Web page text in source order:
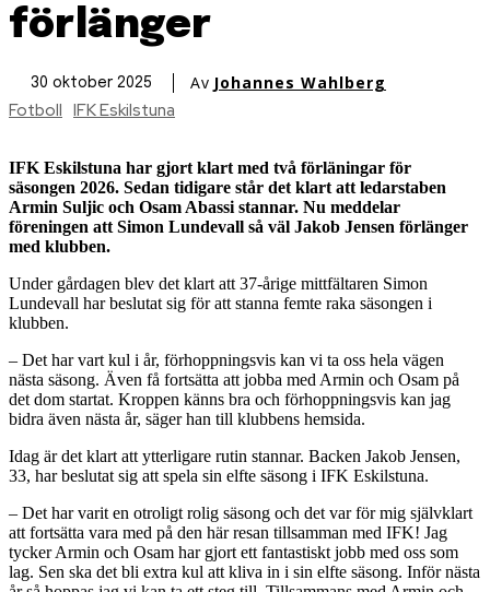
förlänger
30 oktober 2025 Av Johannes Wahlberg
Fotboll IFK Eskilstuna
IFK Eskilstuna har gjort klart med två förläningar för
säsongen 2026. Sedan tidigare står det klart att ledarstaben
Armin Suljic och Osam Abassi stannar. Nu meddelar
föreningen att Simon Lundevall så väl Jakob Jensen förlänger
med klubben.
Under gårdagen blev det klart att 37-årige mittfältaren Simon
Lundevall har beslutat sig för att stanna femte raka säsongen i
klubben.
– Det har vart kul i år, förhoppningsvis kan vi ta oss hela vägen
nästa säsong. Även få fortsätta att jobba med Armin och Osam på
det dom startat. Kroppen känns bra och förhoppningsvis kan jag
bidra även nästa år, säger han till klubbens hemsida.
Idag är det klart att ytterligare rutin stannar. Backen Jakob Jensen,
33, har beslutat sig att spela sin elfte säsong i IFK Eskilstuna.
– Det har varit en otroligt rolig säsong och det var för mig självklart
att fortsätta vara med på den här resan tillsamman med IFK! Jag
tycker Armin och Osam har gjort ett fantastiskt jobb med oss som
lag. Sen ska det bli extra kul att kliva in i sin elfte säsong. Inför nästa